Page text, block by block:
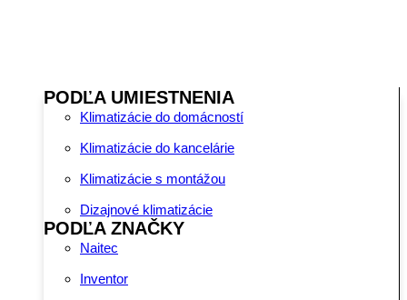
PODĽA UMIESTNENIA
Klimatizácie do domácností
Klimatizácie do kancelárie
Klimatizácie s montážou
Dizajnové klimatizácie
PODĽA ZNAČKY
Naitec
Inventor